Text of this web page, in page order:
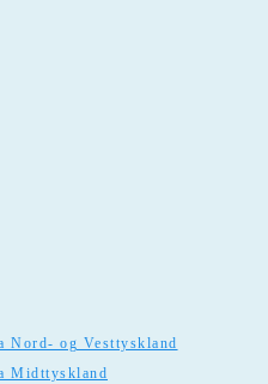
og Vesttyskland
Midttyskland